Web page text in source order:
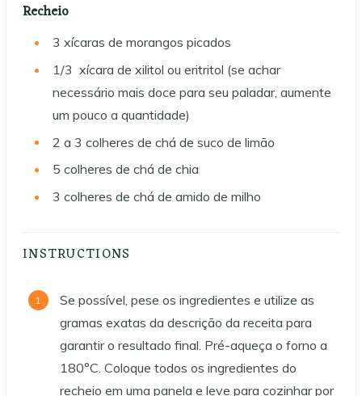
Recheio
3 xícaras de morangos picados
1/3 xícara de xilitol ou eritritol (se achar
necessário mais doce para seu paladar, aumente
um pouco a quantidade)
2 a 3 colheres de chá de suco de limão
5 colheres de chá de chia
3 colheres de chá de amido de milho
INSTRUCTIONS
Se possível, pese os ingredientes e utilize as
gramas exatas da descrição da receita para
garantir o resultado final. Pré-aqueça o forno a
180°C. Coloque todos os ingredientes do
recheio em uma panela e leve para cozinhar por